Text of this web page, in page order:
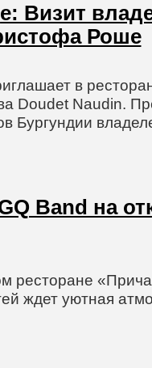
Визит
Роше
в
Doudet Naudin.
Бургундии
Band на
ресторане
ждет уютная